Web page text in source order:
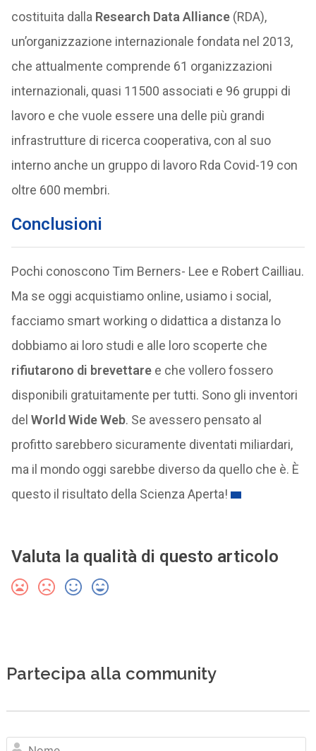
costituita dalla Research Data Alliance(RDA),
un’organizzazione internazionale fondata nel 2013,
che attualmente comprende 61 organizzazioni
internazionali, quasi 11500 associati e 96 gruppi di
lavoro e che vuole essere una delle più grandi
infrastrutture di ricerca cooperativa, con al suo
interno anche un gruppo di lavoro Rda Covid-19 con
oltre 600 membri.
Conclusioni
Pochi conoscono Tim Berners- Lee e Robert Cailliau.
Ma se oggi acquistiamo online, usiamo i social,
facciamo smart working o didattica a distanza lo
dobbiamo ai loro studi e alle loro scoperte che
rifiutarono di brevettaree che vollero fossero
disponibili gratuitamente per tutti. Sono gli inventori
del World Wide Web. Se avessero pensato al
profitto sarebbero sicuramente diventati miliardari,
ma il mondo oggi sarebbe diverso da quello che è. È
questo il risultato della Scienza Aperta!
Valuta la qualità di questo articolo
Partecipa alla community